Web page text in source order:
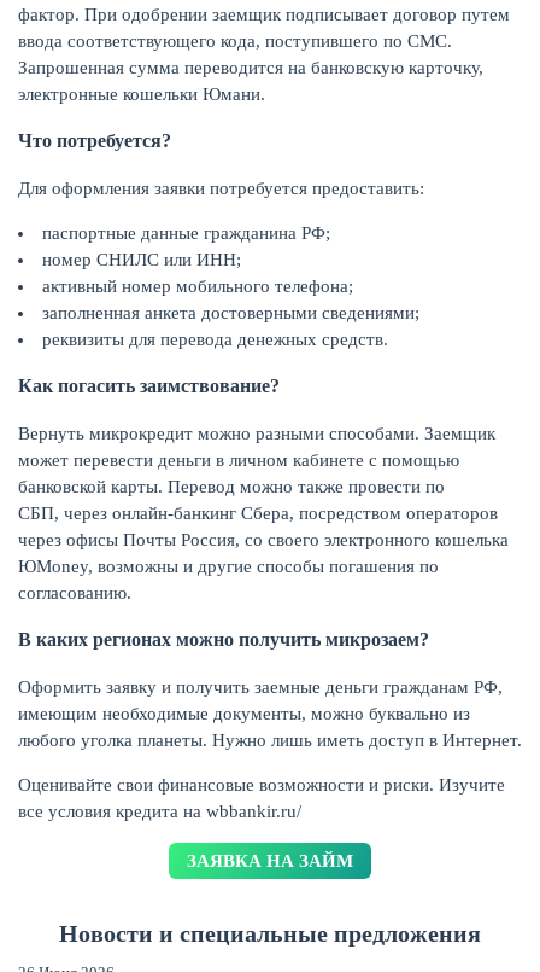
фактор. При одобрении заемщик подписывает договор путем
ввода соответствующего кода, поступившего по СМС.
Запрошенная сумма переводится на банковскую карточку,
электронные кошельки Юмани.
Что потребуется?
Для оформления заявки потребуется предоставить:
паспортные данные гражданина РФ;
номер СНИЛС или ИНН;
активный номер мобильного телефона;
заполненная анкета достоверными сведениями;
реквизиты для перевода денежных средств.
Как погасить заимствование?
Вернуть микрокредит можно разными способами. Заемщик
может перевести деньги в личном кабинете с помощью
банковской карты. Перевод можно также провести по
СБП, через онлайн-банкинг Сбера, посредством операторов
через офисы Почты Россия, со своего электронного кошелька
ЮMoney, возможны и другие способы погашения по
согласованию.
В каких регионах можно получить микрозаем?
Оформить заявку и получить заемные деньги гражданам РФ,
имеющим необходимые документы, можно буквально из
любого уголка планеты. Нужно лишь иметь доступ в Интернет.
Оценивайте свои финансовые возможности и риски. Изучите
все условия кредита на wbbankir.ru/
ЗАЯВКА НА ЗАЙМ
Новости и специальные предложения